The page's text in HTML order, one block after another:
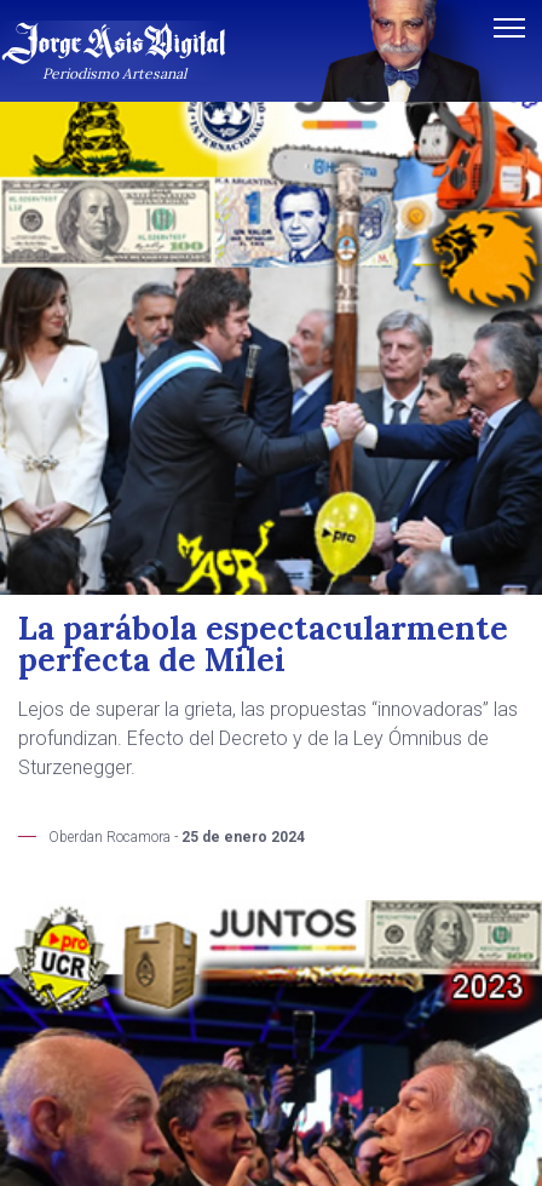
Periodismo Artesanal
La parábola espectacularmente
perfecta de Milei
Lejos de superar la grieta, las propuestas “innovadoras” las
profundizan. Efecto del Decreto y de la Ley Ómnibus de
Sturzenegger.
Oberdan Rocamora - 25 de enero 2024